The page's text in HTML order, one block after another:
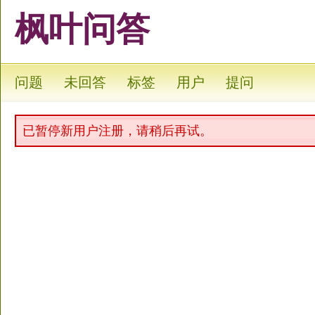
枫叶问答
问题 未回答 标签 用户 提问
已暂停新用户注册，请稍后再试。